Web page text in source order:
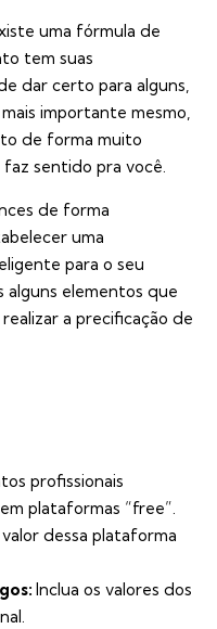
uma fórmula de
tem suas
dar certo para alguns,
importante mesmo,
de forma muito
sentido pra você.
de forma
uma
para o seu
alguns elementos que
a precificação de
profissionais
plataformas “free”.
dessa plataforma
Inclua os valores dos